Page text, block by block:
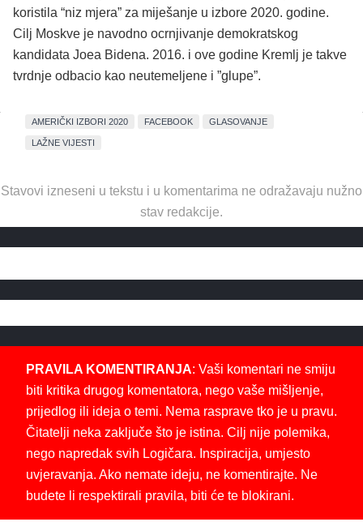
koristila “niz mjera” za miješanje u izbore 2020. godine.
Cilj Moskve je navodno ocrnjivanje demokratskog
kandidata Joea Bidena. 2016. i ove godine Kremlj je takve
tvrdnje odbacio kao neutemeljene i ”glupe”.
AMERIČKI IZBORI 2020 FACEBOOK GLASOVANJE
LAŽNE VIJESTI
Stavovi izneseni u tekstu i u komentarima ne odražavaju nužno
stav redakcije.
PRAVILA KOMENTIRANJA: Vaši komentari ne smiju
biti kritika drugog komentatora, nego vaše mišljenje,
prijedlog ili ideja o temi. Nema rasprave tko je u pravu.
Čitatelji neka zaključe što je istina. Cilj nije polemika,
nego napredak svih Logičara. Inspiracija, umjesto
uvjeravanja. Ako nemate ideju, ne komentirajte. Ne
budete li respektirali pravila, biti će te blokirani.